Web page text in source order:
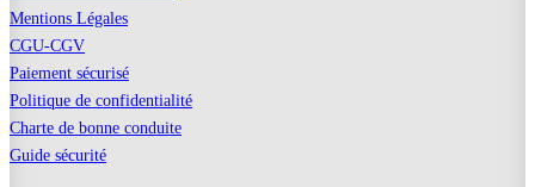
Mentions Légales
CGU-CGV
Paiement sécurisé
Politique de confidentialité
Charte de bonne conduite
Guide sécurité